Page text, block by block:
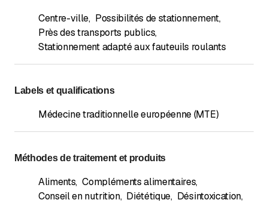
Centre-ville, Possibilités de stationnement,
Près des transports publics,
Stationnement adapté aux fauteuils roulants
Labels et qualifications
Médecine traditionnelle européenne (MTE)
Méthodes de traitement et produits
Aliments, Compléments alimentaires,
Conseil en nutrition, Diététique, Désintoxication,